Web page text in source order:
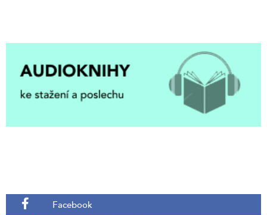
Facebook